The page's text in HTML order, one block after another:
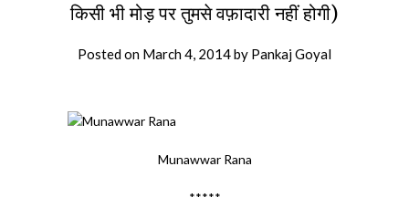
किसी भी मोड़ पर तुमसे वफ़ादारी नहीं होगी)
Posted on March 4, 2014by Pankaj Goyal
Munawwar Rana
*****